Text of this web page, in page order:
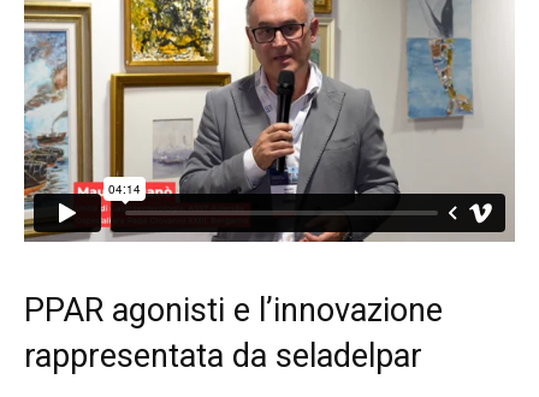
PPAR agonisti e l’innovazione
rappresentata da seladelpar